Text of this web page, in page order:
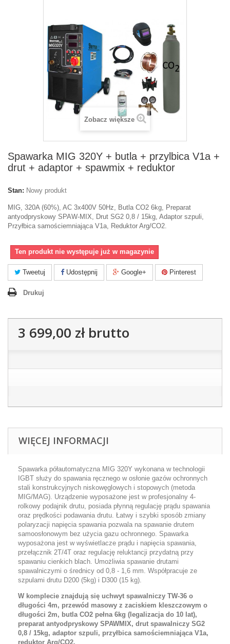
Zobacz większe
Spawarka MIG 320Y + butla + przylbica V1a +
drut + adaptor + spawmix + reduktor
Stan: Nowy produkt
MIG, 320A (60%), AC 3x400V 50Hz, Butla CO2 6kg, Preparat
antyodpryskowy SPAW-MIX, Drut SG2 0,8 / 15kg, Adaptor szpuli,
Przyłbica samościemniająca V1a, Reduktor Arg/CO2.
Ten produkt nie występuje już w magazynie
Tweetuj Udostępnij Google+ Pinterest
Drukuj
3 699,00 złbrutto
WIĘCEJ INFORMACJI
Spawarka półautomatyczna MIG 320Y wykonana w technologii
IGBT służy do spawania ręcznego w osłonie gazów ochronnych
stali konstrukcyjnych niskowęglowych i stopowych (metoda
MIG/MAG). Urządzenie wyposażone jest w profesjonalny 4-
rolkowy podajnik drutu, posiada płynną regulację prądu spawania
oraz prędkości podawania drutu. Łatwy i szybki sposób zmiany
polaryzacji napięcia spawania pozwala na spawanie drutem
samoosłonowym bez użycia gazu ochronnego. Spawarka
wyposażona jest w wyświetlacze prądu i napięcia spawania,
przełącznik 2T/4T oraz regulację reluktancji przydatną przy
spawaniu cienkich blach. Umożliwia spawanie drutami
spawalniczymi o średnicy od 0,8 - 1,6 mm. Współpracuje ze
szpulami drutu D200 (5kg) i D300 (15 kg).
W komplecie znajdują się uchwyt spawalniczy TW-36 o
długości 4m, przewód masowy z zaciskiem kleszczowym o
długości 2m, butla CO2 pełna 6kg (legalizacja do 10 lat),
preparat antyodpryskowy SPAWMIX, drut spawalniczy SG2
0,8 / 15kg, adaptor szpuli, przyłbica samościemniająca V1a,
reduktor Arg/CO2.